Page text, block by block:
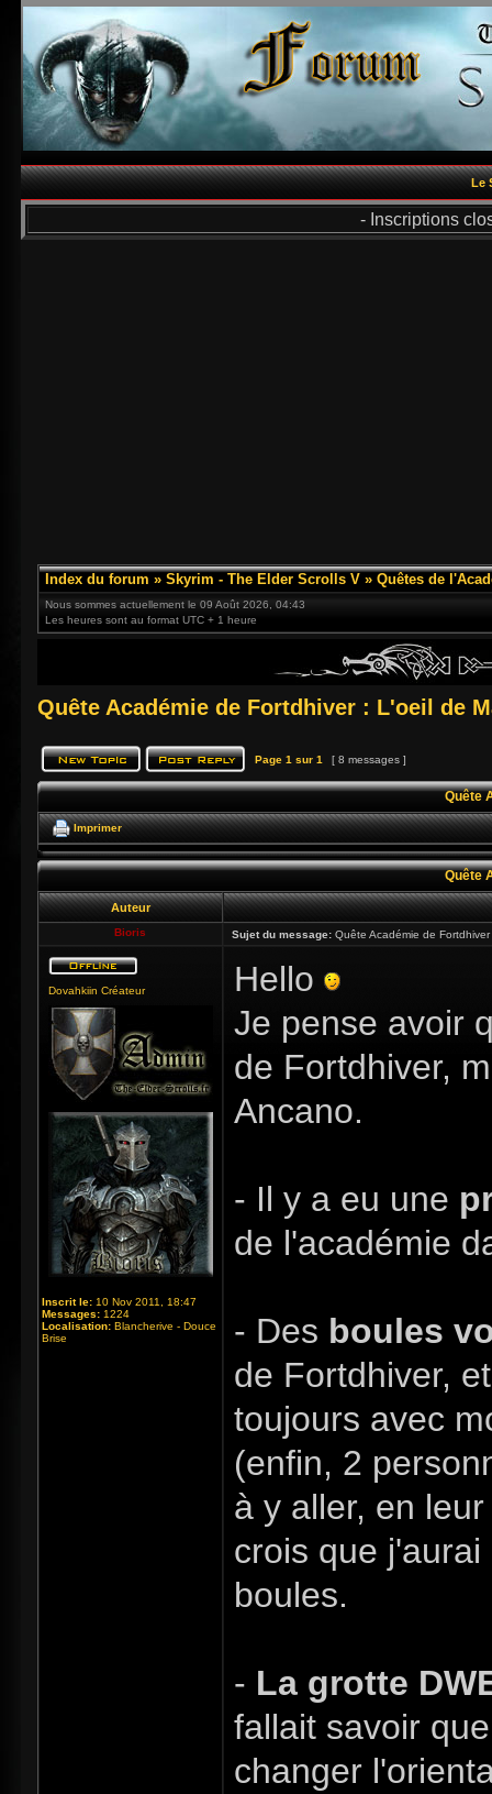
Le
- Inscriptions
Index du forum » Skyrim - The Elder Scrolls V » Quêtes de
Nous sommes actuellement le 09 Août 2026, 04:43
Les heures sont au format UTC + 1 heure
Quête Académie de Fortdhiver : L'oeil de
Page 1 sur 1 [ 8 messages ]
Quête
Imprimer
Quête
Auteur
Bioris Sujet du message: Quête Académie de
Dovahkiin Créateur
Inscrit le: 10 Nov 2011, 18:47
Messages: 1224
Localisation: Blancherive - Douce
Brise
Hello
Je pense avoir
de Fortdhiver,
Ancano.
- Il y a eu une
de l'académie
- Des boules
de Fortdhiver,
toujours avec
(enfin, 2
à y aller, en
crois que
boules.
- La grotte
fallait savoir
changer